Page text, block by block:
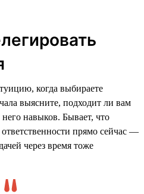
когда выбираете
выясните, подходит ли вам
навыков. Бывает, что
прямо сейчас —
через время тоже